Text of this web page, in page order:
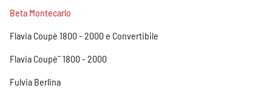
Beta Montecarlo
Flavia Coupè 1800 - 2000 e Convertibile
Flavia Coupè¨ 1800 - 2000
Fulvia Berlina